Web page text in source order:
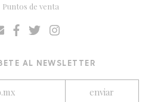
Puntos de venta
AL NEWSLETTER